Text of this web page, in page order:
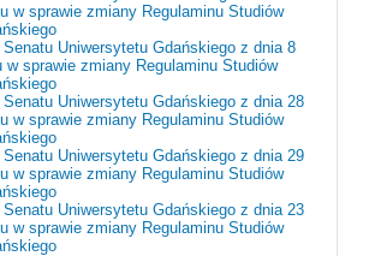
w sprawie zmiany Regulaminu Studiów
Senatu Uniwersytetu Gdańskiego z dnia 8
w sprawie zmiany Regulaminu Studiów
Senatu Uniwersytetu Gdańskiego z dnia 28
w sprawie zmiany Regulaminu Studiów
Senatu Uniwersytetu Gdańskiego z dnia 29
w sprawie zmiany Regulaminu Studiów
Senatu Uniwersytetu Gdańskiego z dnia 23
w sprawie zmiany Regulaminu Studiów